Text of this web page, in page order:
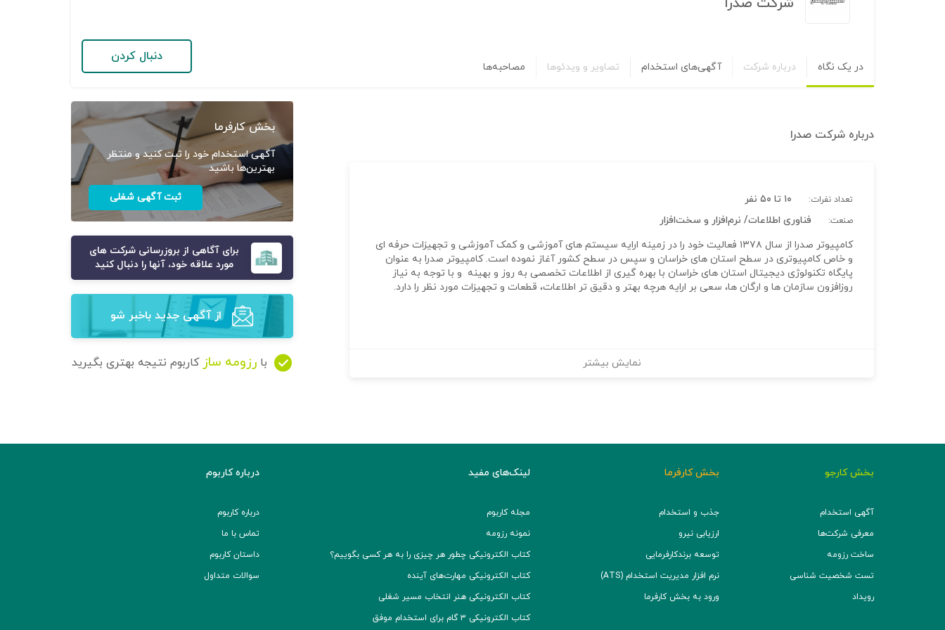
در یک نگاه درباره شرکت آگهی‌های استخدام تصاویر و ویدئوها مصاحبه‌ها
دنبال کردن
درباره شرکت صدرا
تعداد نفرات: ۱۰ تا ۵۰ نفر
صنعت:
فناوری اطلاعات/ نرم‌افزار و سخت‌افزار
کامپیوتر صدرا از سال ۱۳۷۸ فعالیت خود را در زمینه ارایه سیستم های آموزشی و کمک آموزشی و تجهیزات حرفه ای
و خاص کامپیوتری در سطح استان های خراسان و سپس در سطح کشور آغاز نموده است. کامپیوتر صدرا به عنوان
پایگاه تکنولوژی دیجیتال استان های خراسان با بهره گیری از اطلاعات تخصصی به روز و بهینه و با توجه به نیاز
روزافزون سازمان ها و ارگان ها، سعی بر ارایه هرچه بهتر و دقیق تر اطلاعات، قطعات و تجهیزات مورد نظر را دارد.
نمایش بیشتر
بخش کارفرما
آگهی استخدام خود را ثبت کنید و منتظر
بهترین‌ها باشید
ثبت آگهی شغلی
برای آگاهی از بروزرسانی شرکت های
مورد علاقه خود، آنها را دنبال کنید
از آگهی‌ جدید باخبر شو
با رزومه ساز کاربوم نتیجه بهتری بگیرید
بخش کارجو
آگهی استخدام
معرفی شرکت‌ها
ساخت رزومه
تست شخصیت شناسی
رویداد
بخش کارفرما
جذب و استخدام
ارزیابی نیرو
توسعه برند‌کارفرمایی
نرم افزار مدیریت استخدام (ATS)
ورود به بخش کارفرما
لینک‌های مفید
مجله کاربوم
نمونه رزومه
کتاب الکترونیکی چطور هر چیزی را به هر کسی بگوییم؟
کتاب الکترونیکی مهارت‌های آینده
کتاب الکترونیکی هنر انتخاب مسیر شغلی
کتاب الکترونیکی ۳ گام برای استخدام موفق
درباره کاربوم
درباره کاربوم
تماس با ما
داستان کاربوم
سوالات متداول